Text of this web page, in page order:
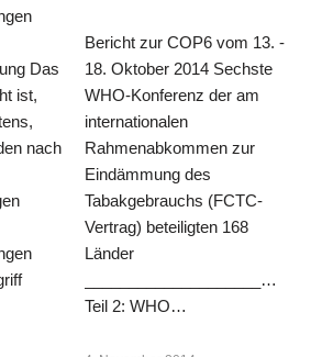
Das
ist,
nach
Bericht zur COP6 vom 13. -
18. Oktober 2014 Sechste
WHO-Konferenz der am
internationalen
Rahmenabkommen zur
Eindämmung des
Tabakgebrauchs (FCTC-
Vertrag) beteiligten 168
Länder
Teil 2: WHO…